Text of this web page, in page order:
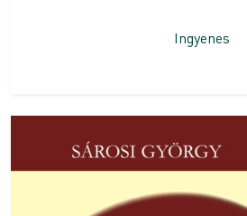
Ingyenes